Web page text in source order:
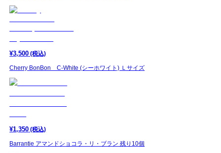
¥3,500 (税込)
Cherry BonBon C-White (シーホワイト) Ｌサイズ
¥1,350 (税込)
Barrantie アマンドショコラ・リ・ブラン 残り10個